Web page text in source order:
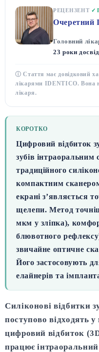
РЕЦЕНЗЕНТ ✓
Очеретний
Головний
23 роки
ⓘ Стаття має довідковий
лікарями IDENTICO. Вона
лікаря.
КОРОТКО
Цифровий відбиток
зубів інтраоральним
традиційного
компактним сканером
екрані з’являється
щелепи. Метод
мкм у зліпка),
блювотного
звичайне оптичне
Його застосовують
елайнерів та
Силіконові відбитки
поступово відходять
цифровий відбиток
працює